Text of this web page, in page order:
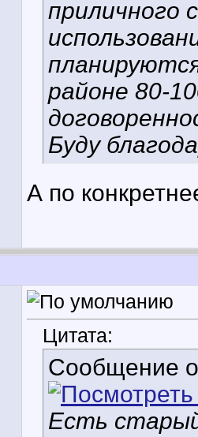
приличного
районе 80-
Буду
А по
Цитата:
Сообщение
Есть